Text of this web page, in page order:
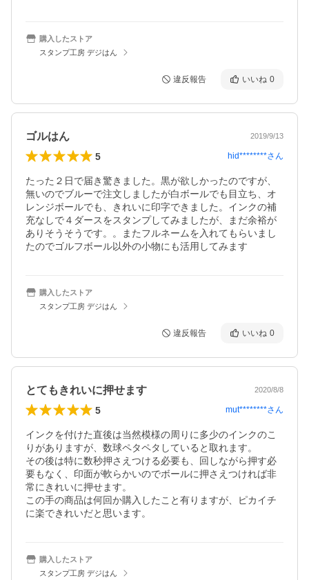
購入したストア
スタンプ工房 デジはん
違反報告 いいね 0
ゴルはん 2019/9/13
5 hid********さん
たった２日で届き驚きました。黒が欲しかったのですが、
無いのでブルーで注文しましたが白ボールでも目立ち、オ
レンジボールでも、きれいに印字できました。インクの補
充なしで４ダースをスタンプしてみましたが、まだ余裕が
ありそうそうです。。またフルネームを入れてもらいまし
たのでゴルフボール以外の小物にも活用してみます
購入したストア
スタンプ工房 デジはん
違反報告 いいね 0
とてもきれいに押せます 2020/8/8
5 mut********さん
インクを付けた直後は当然模様の周りに多少のインクのこ
りがありますが、数球ペタペタしていると取れます。
その後は特に数秒押さえつける必要も、回しながら押す必
要もなく、印面が軟らかいのでボールに押さえつければ非
常にきれいに押せます。
この手の商品は何回か購入したこと有りますが、ピカイチ
に楽できれいだと思います。
購入したストア
スタンプ工房 デジはん